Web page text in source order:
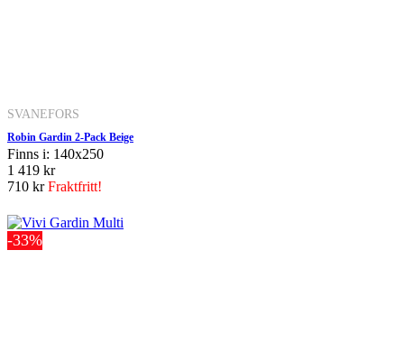
SVANEFORS
Robin Gardin 2-Pack Beige
Finns i: 140x250
1 419 kr
710 krFraktfritt!
-33%